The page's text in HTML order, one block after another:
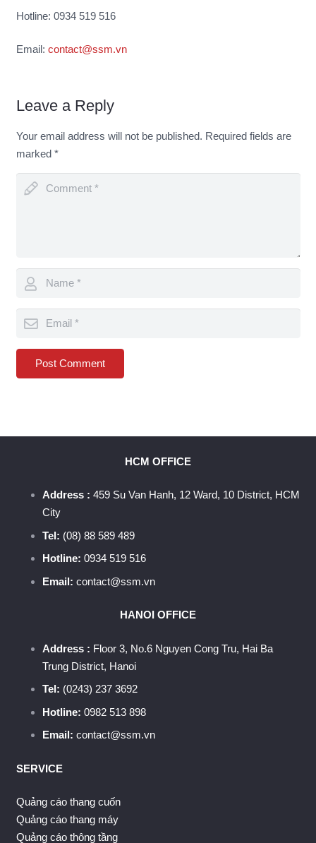
Hotline: 0934 519 516
Email: contact@ssm.vn
Leave a Reply
Your email address will not be published. Required fields are
marked *
Post Comment
HCM OFFICE
Address : 459 Su Van Hanh, 12 Ward, 10 District, HCM
City
Tel: (08) 88 589 489
Hotline: 0934 519 516
Email: contact@ssm.vn
HANOI OFFICE
Address : Floor 3, No.6 Nguyen Cong Tru, Hai Ba
Trung District, Hanoi
Tel: (0243) 237 3692
Hotline: 0982 513 898
Email: contact@ssm.vn
SERVICE
Quảng cáo thang cuốn
Quảng cáo thang máy
Quảng cáo thông tầng